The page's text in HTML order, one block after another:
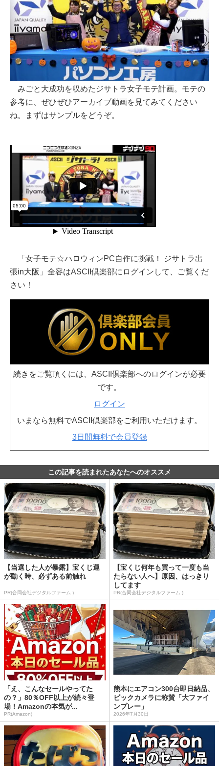
みごと大成功を収めたジサトラ女子モテ計画。モテの
参考に、ぜひぜひアーカイブ動画を見てみてください
ね。まずはサンプルをどうぞ。
「女子モテ☆ハロウィンPC自作に挑戦！ ジサトラ出
張in大阪」全容はASCII倶楽部にログインして、ご覧くだ
さい！
続きをご覧頂くには、ASCII倶楽部へのログインが必要
です。
ログイン
いまなら無料でASCII倶楽部をご利用いただけます。
3日間無料で会員登録
この記事を読まれたあなたへのオススメ
【当選した人が暴露】宝くじ運
が動く時、必ずある前触れ
PR(合同会社デジタルファーム )
【宝くじ何年も買って一度も当
たらない人へ】原因、はっきり
してます
PR(合同会社デジタルファーム )
「え、こんなセールやってた
の？」80％OFF以上が続々登
場！Amazonの本気が...
PR(Amazon)
熊本にエアコン300台即日納品、
ビックカメラに称賛「大ファイ
ンプレー」
2026年7月30日